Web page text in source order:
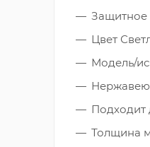
Защитное
Цвет
Модель/
Подходит
Толщина